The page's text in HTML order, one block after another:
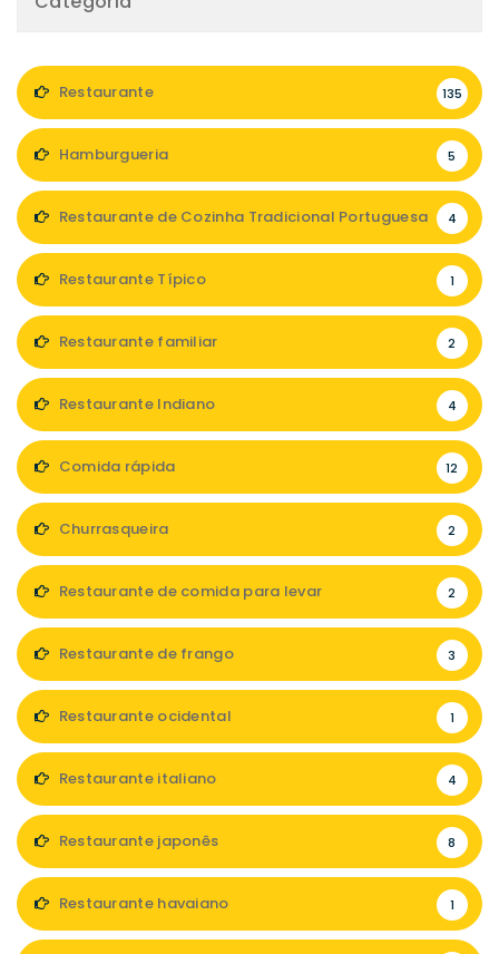
Restaurante 135
Hamburgueria 5
Restaurante de Cozinha Tradicional Portuguesa 4
Restaurante Típico 1
Restaurante familiar 2
Restaurante Indiano 4
Comida rápida 12
Churrasqueira 2
Restaurante de comida para levar 2
Restaurante de frango 3
Restaurante ocidental 1
Restaurante italiano 4
Restaurante japonês 8
Restaurante havaiano 1